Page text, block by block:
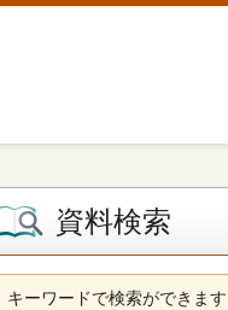
資料検索
キーワードで検索ができます